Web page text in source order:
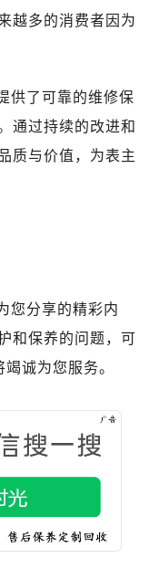
新疆维吾尔自治区博乐市博乐市北京路宇舶售后服务中心（需提前预约）
新疆维吾尔自治区哈密市伊州区建国北路宇舶售后服务中心（需提前预约）
新疆维吾尔自治区霍尔果斯市亚欧北路宇舶售后服务中心（需提前预约）
新疆维吾尔自治区奎屯市团结西街宇舶售后服务中心（需提前预约）
新疆维吾尔自治区昆玉市昆泉街宇舶售后服务中心（需提前预约）
新疆维吾尔自治区沙湾市三道河子镇世纪大道南路宇舶售后服务中心（需提前预约）
新疆维吾尔自治区双河市光明路宇舶售后服务中心（需提前预约）
新疆维吾尔自治区乌苏市乌鲁木齐北路宇舶售后服务中心（需提前预约）
越多的消费者因为
供了可靠的维修保
通过持续的改进和
质与价值，为表主
您分享的精彩内
和保养的问题，可
诚为您服务。